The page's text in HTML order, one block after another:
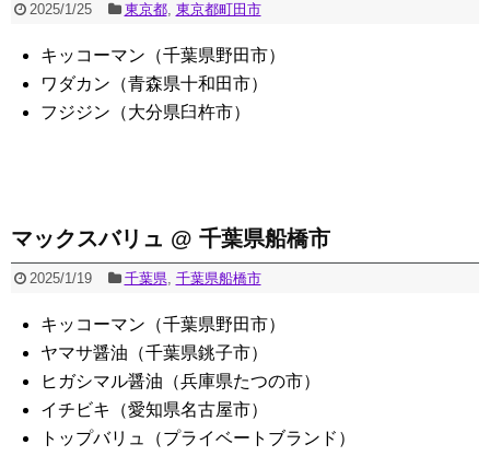
2025/1/25 東京都, 東京都町田市
キッコーマン（千葉県野田市）
ワダカン（青森県十和田市）
フジジン（大分県臼杵市）
マックスバリュ @ 千葉県船橋市
2025/1/19 千葉県, 千葉県船橋市
キッコーマン（千葉県野田市）
ヤマサ醤油（千葉県銚子市）
ヒガシマル醤油（兵庫県たつの市）
イチビキ（愛知県名古屋市）
トップバリュ（プライベートブランド）